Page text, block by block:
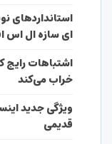
استانداردهای
ای سازه ال اس
اشتباهات رایج
خراب می‌کند
ویژگی جدید
قدیمی